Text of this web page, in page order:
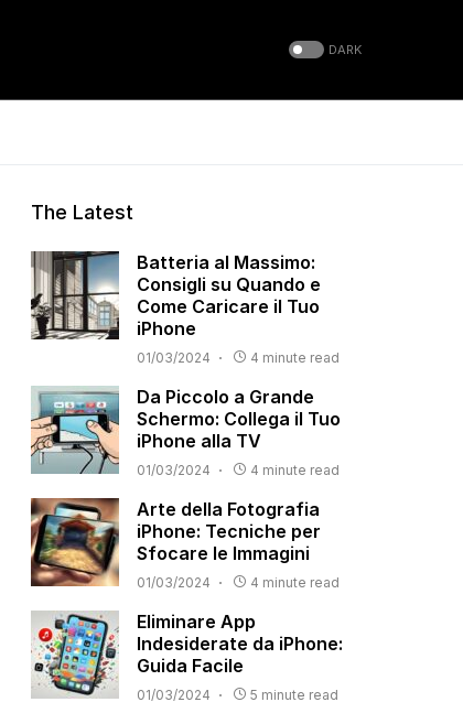
DARK
The Latest
Batteria al Massimo:
Consigli su Quando e
Come Caricare il Tuo
iPhone
01/03/2024 4 minute read
Da Piccolo a Grande
Schermo: Collega il Tuo
iPhone alla TV
01/03/2024 4 minute read
Arte della Fotografia
iPhone: Tecniche per
Sfocare le Immagini
01/03/2024 4 minute read
Eliminare App
Indesiderate da iPhone:
Guida Facile
01/03/2024 5 minute read